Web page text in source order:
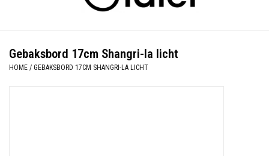
Albast waxinehouders van Zenza
Gebaksbord 17cm Shangri-la licht
HOME / GEBAKSBORD 17CM SHANGRI-LA LICHT